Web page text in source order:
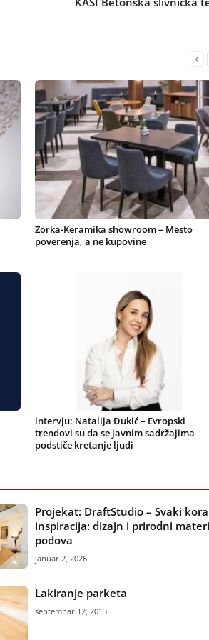
Zorka-Keramika showroom – Mesto
poverenja, a ne kupovine
intervju: Natalija Đukić – Evropski
trendovi su da se javnim sadržajima
podstiče kretanje ljudi
Projekat: DraftStudio – Svaki
inspiracija: dizajn i prirodni
podova
januar 2, 2026
Lakiranje parketa
septembar 12, 2013